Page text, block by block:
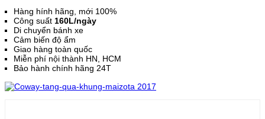
Hàng hính hãng, mới 100%
Công suất 160L/ngày
Di chuyển bánh xe
Cảm biến độ ẩm
Giao hàng toàn quốc
Miễn phí nội thành HN, HCM
Bảo hành chính hãng 24T